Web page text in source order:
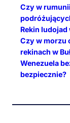
Czy w
Rekin ludojad
Czy w morzu
rekinach w
Wenezuela
bezpiecznie?